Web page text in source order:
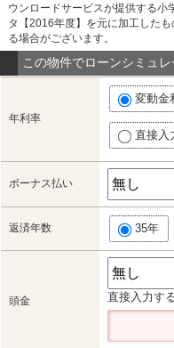
ウンロードサービスが提供する小
タ【2016年度】を元に加工した
る場合がございます。
この物件でローンシミュ
年利率
変動金
直接入
ボーナス払い
返済年数 35年
頭金 直接入力す